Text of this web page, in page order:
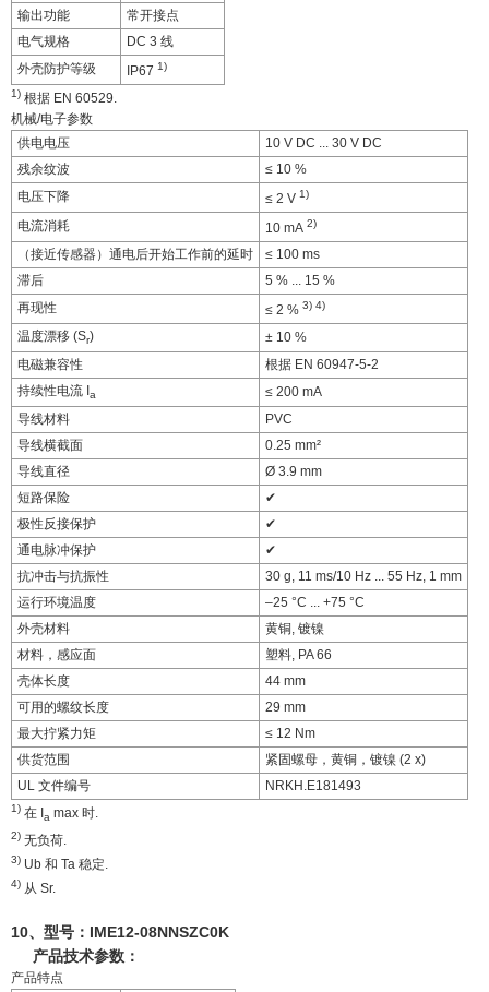
输出功能
常开接点
电气规格
DC 3 线
外壳防护等级
IP67 1)
1) 根据 EN 60529.
机械/电子参数
供电电压
10 V DC ... 30 V DC
残余纹波
≤ 10 %
电压下降
≤ 2 V 1)
电流消耗 10 mA 2)
（接近传感器）通电后开始工作前的延时
≤ 100 ms
滞后
5 % ... 15 %
再现性
≤ 2 % 3) 4)
温度漂移 (Sr)
± 10 %
电磁兼容性
根据 EN 60947-5-2
持续性电流 I a
≤ 200 mA
导线材料
PVC
导线横截面
0.25 mm²
导线直径
Ø 3.9 mm
短路保险
✔
极性反接保护
✔
通电脉冲保护
✔
抗冲击与抗振性
30 g, 11 ms/10 Hz ... 55 Hz, 1 mm
运行环境温度
–25 °C ... +75 °C
外壳材料
黄铜, 镀镍
材料，感应面
塑料, PA 66
壳体长度
44 mm
可用的螺纹长度
29 mm
最大拧紧力矩
≤ 12 Nm
供货范围
紧固螺母，黄铜，镀镍 (2 x)
UL 文件编号
NRKH.E181493
1) 在 I a max 时.
2) 无负荷.
3) Ub 和 Ta 稳定.
4) 从 Sr.
10、型号： IME12-08NNSZC0K
产品技术参数：
产品特点